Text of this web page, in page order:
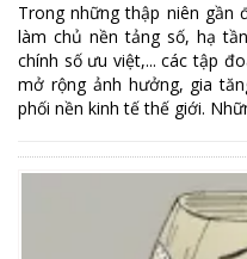
Trong những thập niên gần
làm chủ nền tảng số, hạ
chính số ưu việt,... các tập
mở rộng ảnh hưởng, gia
phối nền kinh tế thế giới.